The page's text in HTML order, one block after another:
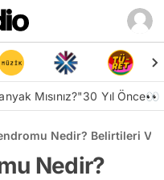
Mısınız?"30 Yıl Önce👀
Nedir? Belirtileri Ve
Nedir?